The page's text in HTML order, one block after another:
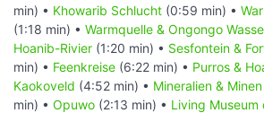
min) • Khowarib Schlucht (0:59 min) •
(1:18 min) • Warmquelle & Ongongo
Hoanib-Rivier (1:20 min) • Sesfontein &
min) • Feenkreise (6:22 min) • Purros &
Kaokoveld (4:52 min) • Mineralien &
min) • Opuwo (2:13 min) • Living Museum